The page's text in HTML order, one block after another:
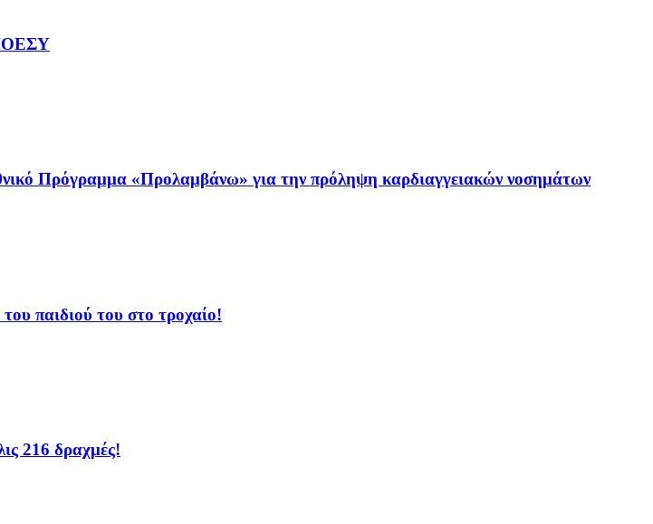
Πρόγραμμα «Προλαμβάνω» για την πρόληψη καρδιαγγειακών νοσημάτων
παιδιού του στο τροχαίο!
216 δραχμές!